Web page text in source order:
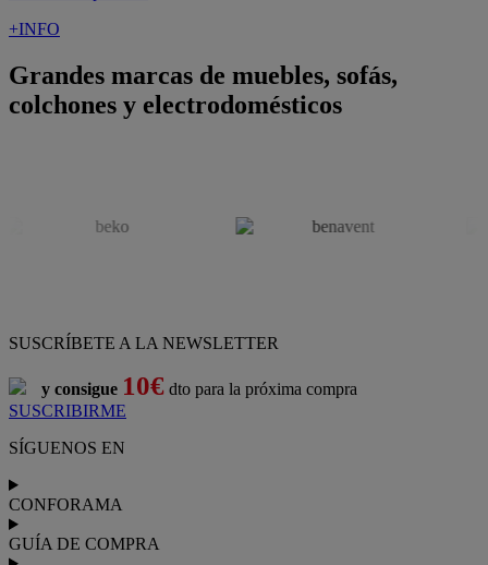
+INFO
Grandes marcas de muebles, sofás,
colchones y electrodomésticos
SUSCRÍBETE A LA NEWSLETTER
y consigue 10€ dto para la próxima compra
SUSCRIBIRME
SÍGUENOS EN
CONFORAMA
GUÍA DE COMPRA